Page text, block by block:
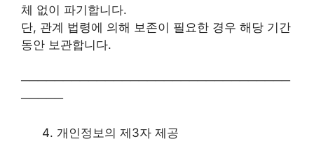
체 없이 파기합니다.
단, 관계 법령에 의해 보존이 필요한 경우 해당 기간
동안 보관합니다.
────────────────────────────────
─────
개인정보의 제3자 제공